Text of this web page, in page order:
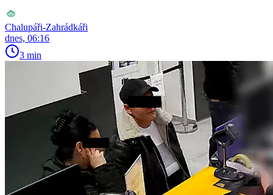
Chalupáři-Zahrádkáři
dnes, 06:16
3 min